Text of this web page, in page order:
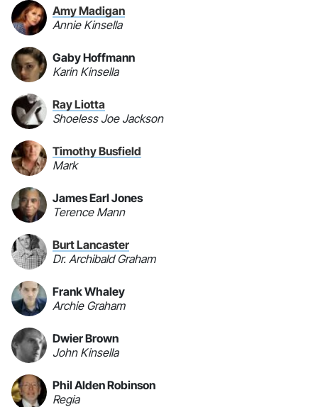
Amy Madigan
Annie Kinsella
Gaby Hoffmann
Karin Kinsella
Ray Liotta
Shoeless Joe Jackson
Timothy Busfield
Mark
James Earl Jones
Terence Mann
Burt Lancaster
Dr. Archibald Graham
Frank Whaley
Archie Graham
Dwier Brown
John Kinsella
Phil Alden Robinson
Regia